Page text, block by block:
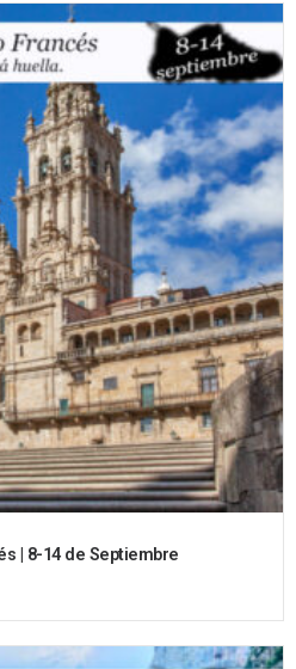
| 8-14 de Septiembre